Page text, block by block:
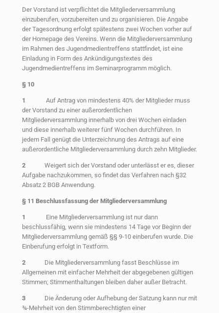
Der Vorstand ist verpflichtet die Mitgliederversammlung
einzuberufen, vorzubereiten und zu organisieren. Die Angabe
der Tagesordnung erfolgt spätestens zwei Wochen vorher auf
der Homepage des Vereins. Wenn die Mitgliederversammlung
im Rahmen des Jugendmedientreffens stattfindet, ist eine
Einladung in Form des Ankündigungstextes des
Jugendmedientreffens im Seminarprogramm möglich.
§ 10
1 Auf Antrag von mindestens 40% der Mitglieder muss
der Vorstand zu einer außerordentlichen
Mitgliederversammlung innerhalb von drei Wochen einladen
und diese innerhalb weiterer fünf Wochen durchführen. In
jedem Fall genügt die Unterzeichnung des Antrags auf eine
außerordentliche Mitgliederversammlung durch zehn Mitglieder.
2 Weigert sich der Vorstand oder unterlässt er es, dieser
Aufgabe nachzukommen, so findet das Verfahren nach §32
Absatz 2 BGB Anwendung.
§ 11 Beschlussfassung der Mitgliederversammlung
1
Eine Mitgliederversammlung ist nur dann
beschlussfähig, wenn sie mindestens 14 Tage vor Beginn der
Mitgliederversammlung gemäß §§ 9-10 einberufen wurde. Die
Einberufung erfolgt in Textform.
2 Die Mitgliederversammlung fasst Beschlüsse im
Allgemeinen mit einfacher Mehrheit der abgegebenen gültigen
Stimmen; Stimmenthaltungen bleiben daher außer Betracht.
3 Die Änderung oder Aufhebung der Satzung kann nur mit
¾-Mehrheit von den Stimmberechtigten einer